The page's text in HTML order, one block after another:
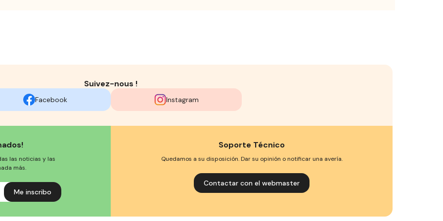
Suivez-nous !
Facebook Instagram
las noticias y las
más.
Soporte Técnico
Quedamos a su disposición. Dar su opinión o notificar una avería.
Contactar con el webmaster